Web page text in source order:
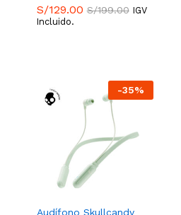
S/129.00 S/199.00 IGV
Incluido.
-35%
Audífono Skullcandy